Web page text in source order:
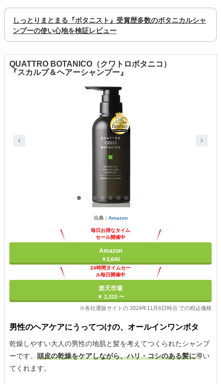
しっとりまとまる『ボタニスト』受賞歴多数のボタニカルシャ
ンプーの使い心地を検証レビュー
QUATTRO BOTANICO（クワトロボタニコ）
『スカルプ＆ヘアーシャンプー』
出典： Amazon
毎日お得なタイム
セール開催中
Amazon
￥2,640
24時間タイムセー
ル毎日開催中
楽天市場
￥ 2,310 〜
※各社通販サイトの 2024年11月6日時点 での税込価格
男性のヘアケアにうってつけの、オールインワンボタ
乾燥しやすい大人の男性の地肌と髪を考えてつくられたシャンプ
ーです。 頭皮の乾燥をケアしながら、ハリ・コシのある髪に導い
てくれます。